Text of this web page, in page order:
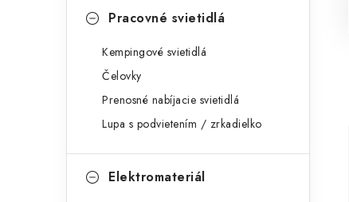
Pracovné svietidlá
Kempingové svietidlá
Čelovky
Prenosné nabíjacie svietidlá
Lupa s podvietením / zrkadielko
Elektromateriál